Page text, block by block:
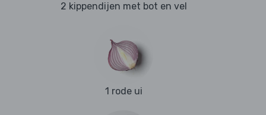
2 kippendijen met bot en vel
1 rode ui